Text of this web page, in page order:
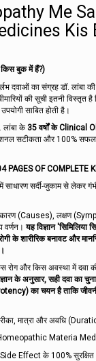
Me
Kis
किस बुक में हैं?)
दवाओं का संग्रह डॉ. लांबा
की सूची इतनी विस्तृत
साबित होती है।
लांबा के 35 वर्षों के Clinical
सटीकता और 100%
PAGES OF COMPLETE
साधारण सर्दी-जुकाम से लेकर
कारण (Causes), लक्षण
वर्णन।यह विज्ञान 'सिमिलिया
के शारीरिक बनावट और
रोग और किस अवस्था में दवा
के अनुसार, सही दवा का
का चयन है ताकि
मात्रा और अवधि
Materia
Side Effect के 100% सुरक्षित